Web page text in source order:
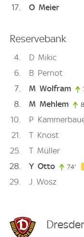
17 O Meier
Reservebank
4 D Mikic
6
B Pernot
7
M Wolfram
8 M Mehlem
10 P
21
T Knost
25
T Müller
28
Y Otto 74'
29 J Wosz